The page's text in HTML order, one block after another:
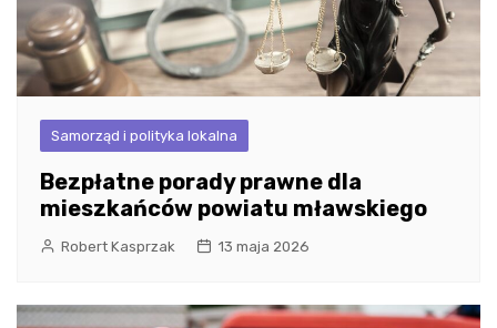
Samorząd i polityka lokalna
Bezpłatne porady prawne dla
mieszkańców powiatu mławskiego
Robert Kasprzak 13 maja 2026